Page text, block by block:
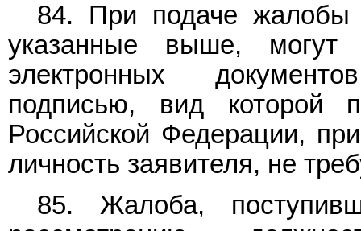
84. При подаче жалобы
указанные выше,
электронных
подписью, вид которой
Российской Федерации,
личность заявителя, не
85. Жалоба,